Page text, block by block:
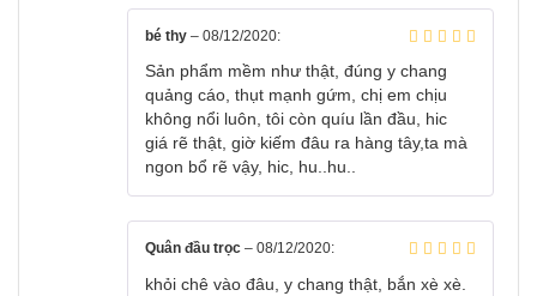
bé thy – 08/12/2020:
Sản phẩm mềm như thật, đúng y chang
quảng cáo, thụt mạnh gứm, chị em chịu
không nổi luôn, tôi còn quíu lần đầu, hic
giá rẽ thật, giờ kiếm đâu ra hàng tây,ta mà
ngon bổ rẽ vậy, hic, hu..hu..
Quân đầu trọc – 08/12/2020:
khỏi chê vào đâu, y chang thật, bắn xè xè.